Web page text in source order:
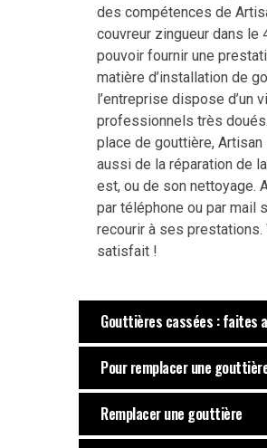
des compétences de
couvreur zingueur dans le
pouvoir fournir une
matière d’installation de
l’entreprise dispose d’un
professionnels très
place de gouttière, Artisan
aussi de la réparation de
est, ou de son nettoyage.
par téléphone ou par mail
recourir à ses prestations.
satisfait !
Gouttières cassées : faites
Pour remplacer une
Remplacer une gouttière